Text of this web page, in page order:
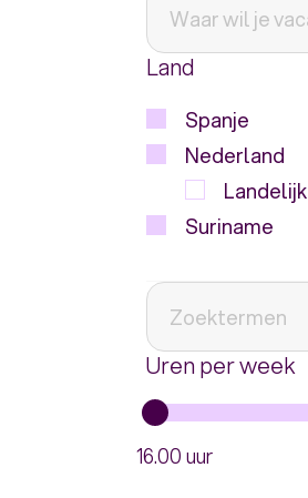
Land
Spanje
Nederland
Landelijk
Suriname
Uren per week
16.00 uur